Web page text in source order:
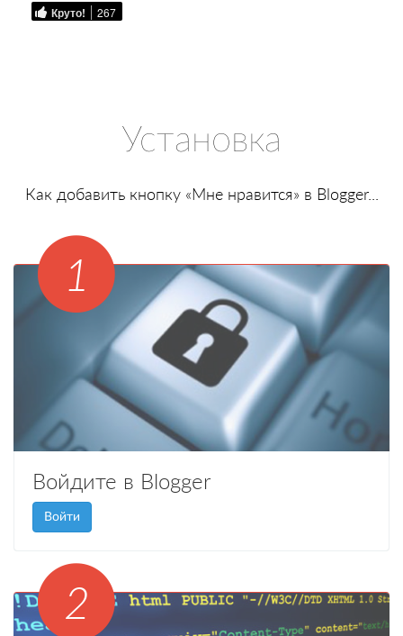
Круто! 267
Установка
Как добавить кнопку «Мне нравится» в Blogger...
1
Войдите в Blogger
Войти
2